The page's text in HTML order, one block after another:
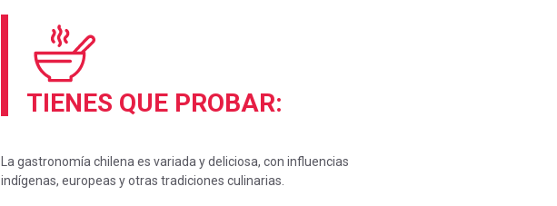
TIENES QUE PROBAR:
La gastronomía chilena es variada y deliciosa, con influencias
indígenas, europeas y otras tradiciones culinarias.